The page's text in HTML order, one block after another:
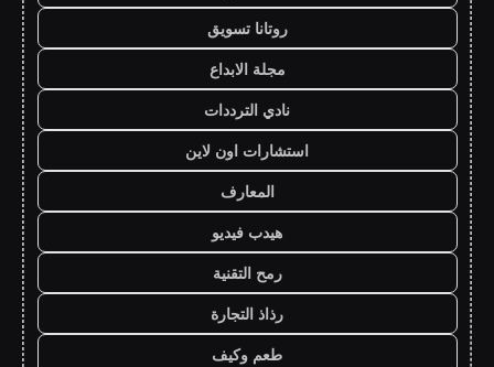
روتانا تسويق
مجلة الابداع
نادي الترددات
استشارات اون لاين
المعارف
هيدب فيديو
رمح التقنية
رذاذ التجارة
طعم وكيف